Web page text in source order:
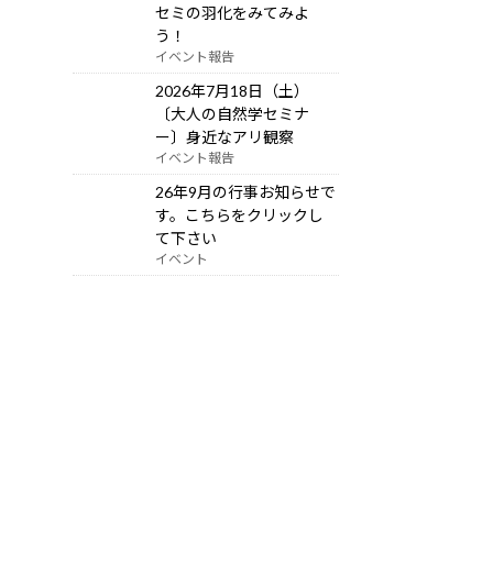
セミの羽化をみてみよ
う！
イベント報告
2026年7月18日（土）
〔大人の自然学セミナ
ー〕身近なアリ観察
イベント報告
26年9月の行事お知らせで
す。こちらをクリックし
て下さい
イベント